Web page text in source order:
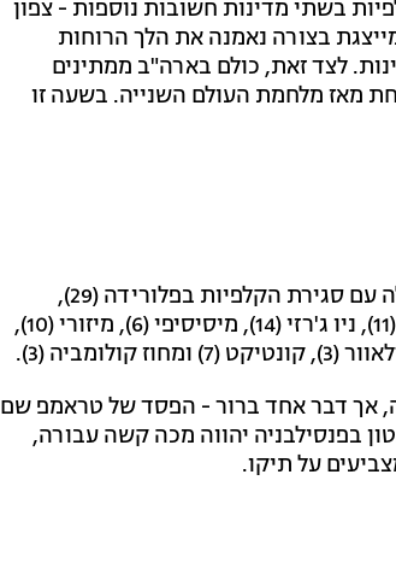
בשתי מדינות חשובות נוספות - צפון
קרוליינה מייצגת בצורה נאמנה את הלך הרוחות
לצד זאת, כולם בארה"ב ממתינים
מאז מלחמת העולם השנייה. בשעה זו
שעת העומס מתחילה עם סגירת הקלפיות בפלורידה (29),
פנסילבניה (20), ניו המפשיר (4), מיין (4), מרילנד (10), מסצ'וסטס (11), ניו ג'רזי (14), מיסיסיפי (6), מיזורי (10),
אך דבר אחד ברור - הפסד של טראמפ שם
בפנסילבניה יהווה מכה קשה עבורה,
על תיקו.